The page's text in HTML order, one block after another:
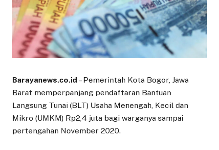
Barayanews.co.id – Pemerintah Kota Bogor, Jawa
Barat memperpanjang pendaftaran Bantuan
Langsung Tunai (BLT) Usaha Menengah, Kecil dan
Mikro (UMKM) Rp2,4 juta bagi warganya sampai
pertengahan November 2020.